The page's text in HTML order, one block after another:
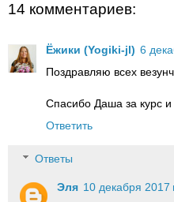
14 комментариев:
Ёжики (Yogiki-jl) 6
Поздравляю всех
Спасибо Даша за курс
Ответить
Ответы
Эля 10 декабря 2017